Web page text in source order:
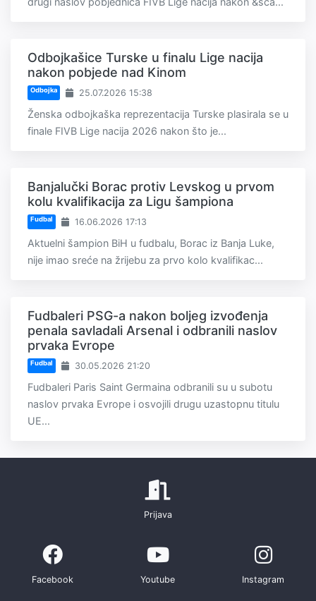
Odbojkašice Turske u finalu Lige nacija
nakon pobjede nad Kinom
Odbojka 25.07.2026 15:38
Ženska odbojkaška reprezentacija Turske plasirala se u
finale FIVB Lige nacija 2026 nakon što je...
Banjalučki Borac protiv Levskog u prvom
kolu kvalifikacija za Ligu šampiona
Fudbal 16.06.2026 17:13
Aktuelni šampion BiH u fudbalu, Borac iz Banja Luke,
nije imao sreće na žrijebu za prvo kolo kvalifikac...
Fudbaleri PSG-a nakon boljeg izvođenja
penala savladali Arsenal i odbranili naslov
prvaka Evrope
Fudbal 30.05.2026 21:20
Fudbaleri Paris Saint Germaina odbranili su u subotu
naslov prvaka Evrope i osvojili drugu uzastopnu titulu
UE...
Prijava
Facebook Youtube Instagram